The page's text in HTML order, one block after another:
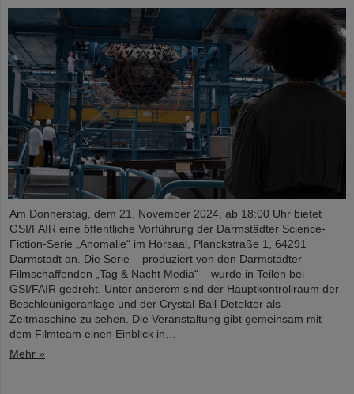
Am Donnerstag, dem 21. November 2024, ab 18:00 Uhr bietet
GSI/FAIR eine öffentliche Vorführung der Darmstädter Science-
Fiction-Serie „Anomalie“ im Hörsaal, Planckstraße 1, 64291
Darmstadt an. Die Serie – produziert von den Darmstädter
Filmschaffenden „Tag & Nacht Media“ – wurde in Teilen bei
GSI/FAIR gedreht. Unter anderem sind der Hauptkontrollraum der
Beschleunigeranlage und der Crystal-Ball-Detektor als
Zeitmaschine zu sehen. Die Veranstaltung gibt gemeinsam mit
dem Filmteam einen Einblick in…
Mehr »